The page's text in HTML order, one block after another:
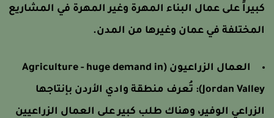
على عمال البناء المهرة وغير المهرة في المشاريع
في عمان وغيرها من المدن.
العمال الزراعيون (Agriculture - huge demand in
Jordan
تُعرف منطقة وادي الأردن بإنتاجها
الوفير، وهناك طلب كبير على العمال الزراعيين